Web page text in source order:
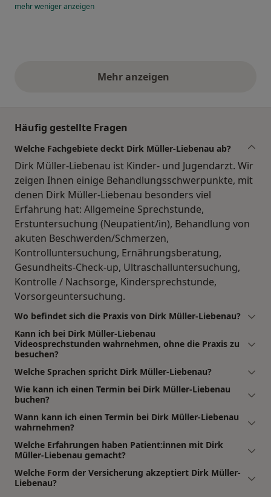
mehrwenigeranzeigen
Mehr anzeigenobige Stellungnahmen
Häufig gestellte Fragen
Welche Fachgebiete deckt Dirk Müller-Liebenau ab?
Dirk Müller-Liebenau ist Kinder- und Jugendarzt. Wir
zeigen Ihnen einige Behandlungsschwerpunkte, mit
denen Dirk Müller-Liebenau besonders viel
Erfahrung hat: Allgemeine Sprechstunde,
Erstuntersuchung (Neupatient/in), Behandlung von
akuten Beschwerden/Schmerzen,
Kontrolluntersuchung, Ernährungsberatung,
Gesundheits-Check-up, Ultraschalluntersuchung,
Kontrolle / Nachsorge, Kindersprechstunde,
Vorsorgeuntersuchung.
Wo befindet sich die Praxis von Dirk Müller-Liebenau?
Kann ich bei Dirk Müller-Liebenau
Videosprechstunden wahrnehmen, ohne die Praxis zu
besuchen?
Welche Sprachen spricht Dirk Müller-Liebenau?
Wie kann ich einen Termin bei Dirk Müller-Liebenau
buchen?
Wann kann ich einen Termin bei Dirk Müller-Liebenau
wahrnehmen?
Welche Erfahrungen haben Patient:innen mit Dirk
Müller-Liebenau gemacht?
Welche Form der Versicherung akzeptiert Dirk Müller-
Liebenau?